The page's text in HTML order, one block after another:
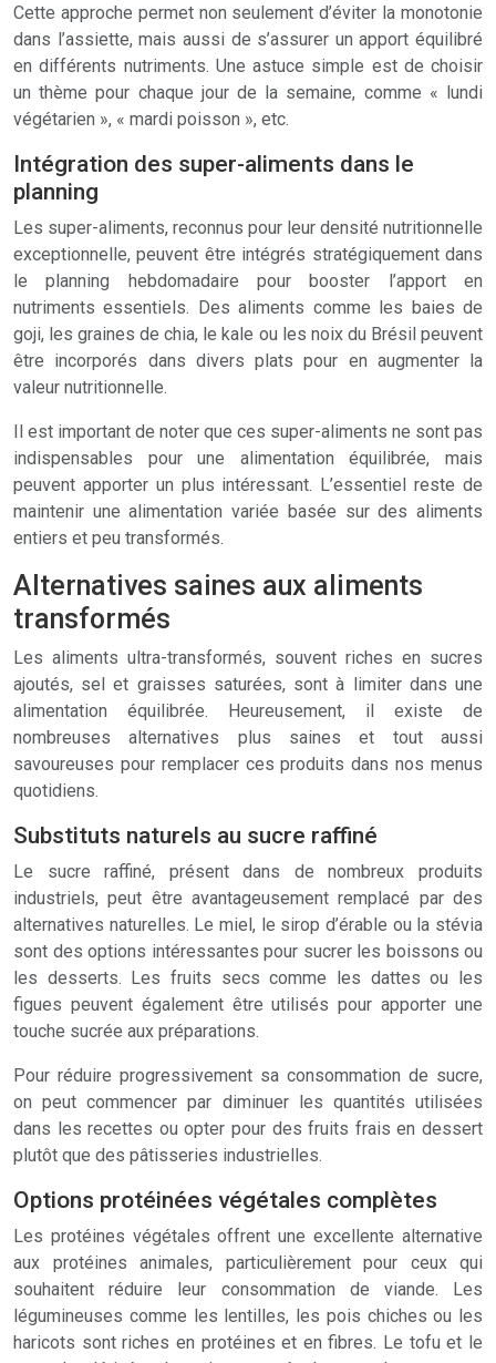
Cette approche permet non seulement d’éviter la monotonie
dans l’assiette, mais aussi de s’assurer un apport équilibré
en différents nutriments. Une astuce simple est de choisir
un thème pour chaque jour de la semaine, comme « lundi
végétarien », « mardi poisson », etc.
Intégration des super-aliments dans le
planning
Les super-aliments, reconnus pour leur densité nutritionnelle
exceptionnelle, peuvent être intégrés stratégiquement dans
le planning hebdomadaire pour booster l’apport en
nutriments essentiels. Des aliments comme les baies de
goji, les graines de chia, le kale ou les noix du Brésil peuvent
être incorporés dans divers plats pour en augmenter la
valeur nutritionnelle.
Il est important de noter que ces super-aliments ne sont pas
indispensables pour une alimentation équilibrée, mais
peuvent apporter un plus intéressant. L’essentiel reste de
maintenir une alimentation variée basée sur des aliments
entiers et peu transformés.
Alternatives saines aux aliments
transformés
Les aliments ultra-transformés, souvent riches en sucres
ajoutés, sel et graisses saturées, sont à limiter dans une
alimentation équilibrée. Heureusement, il existe de
nombreuses alternatives plus saines et tout aussi
savoureuses pour remplacer ces produits dans nos menus
quotidiens.
Substituts naturels au sucre raffiné
Le sucre raffiné, présent dans de nombreux produits
industriels, peut être avantageusement remplacé par des
alternatives naturelles. Le miel, le sirop d’érable ou la stévia
sont des options intéressantes pour sucrer les boissons ou
les desserts. Les fruits secs comme les dattes ou les
figues peuvent également être utilisés pour apporter une
touche sucrée aux préparations.
Pour réduire progressivement sa consommation de sucre,
on peut commencer par diminuer les quantités utilisées
dans les recettes ou opter pour des fruits frais en dessert
plutôt que des pâtisseries industrielles.
Options protéinées végétales complètes
Les protéines végétales offrent une excellente alternative
aux protéines animales, particulièrement pour ceux qui
souhaitent réduire leur consommation de viande. Les
légumineuses comme les lentilles, les pois chiches ou les
haricots sont riches en protéines et en fibres. Le tofu et le